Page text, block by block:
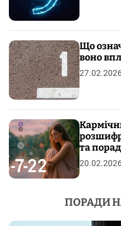
Що
воно
та
ПОРАДИ